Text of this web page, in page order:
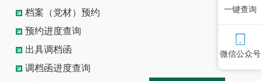
一键查询
微信公众号
档案（党材）预约
预约进度查询
出具调档函
调档函进度查询